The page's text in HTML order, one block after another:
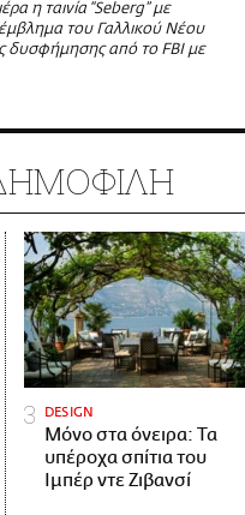
η ταινία “Seberg” με
του Γαλλικού Νέου
δυσφήμησης από το FBI με
DESIGN
Μόνο στα όνειρα: Τα
υπέροχα σπίτια του
Ιμπέρ ντε Ζιβανσί